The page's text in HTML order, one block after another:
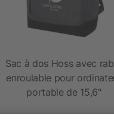
Sac à dos Hoss avec
enroulable pour
portable de 15,6"